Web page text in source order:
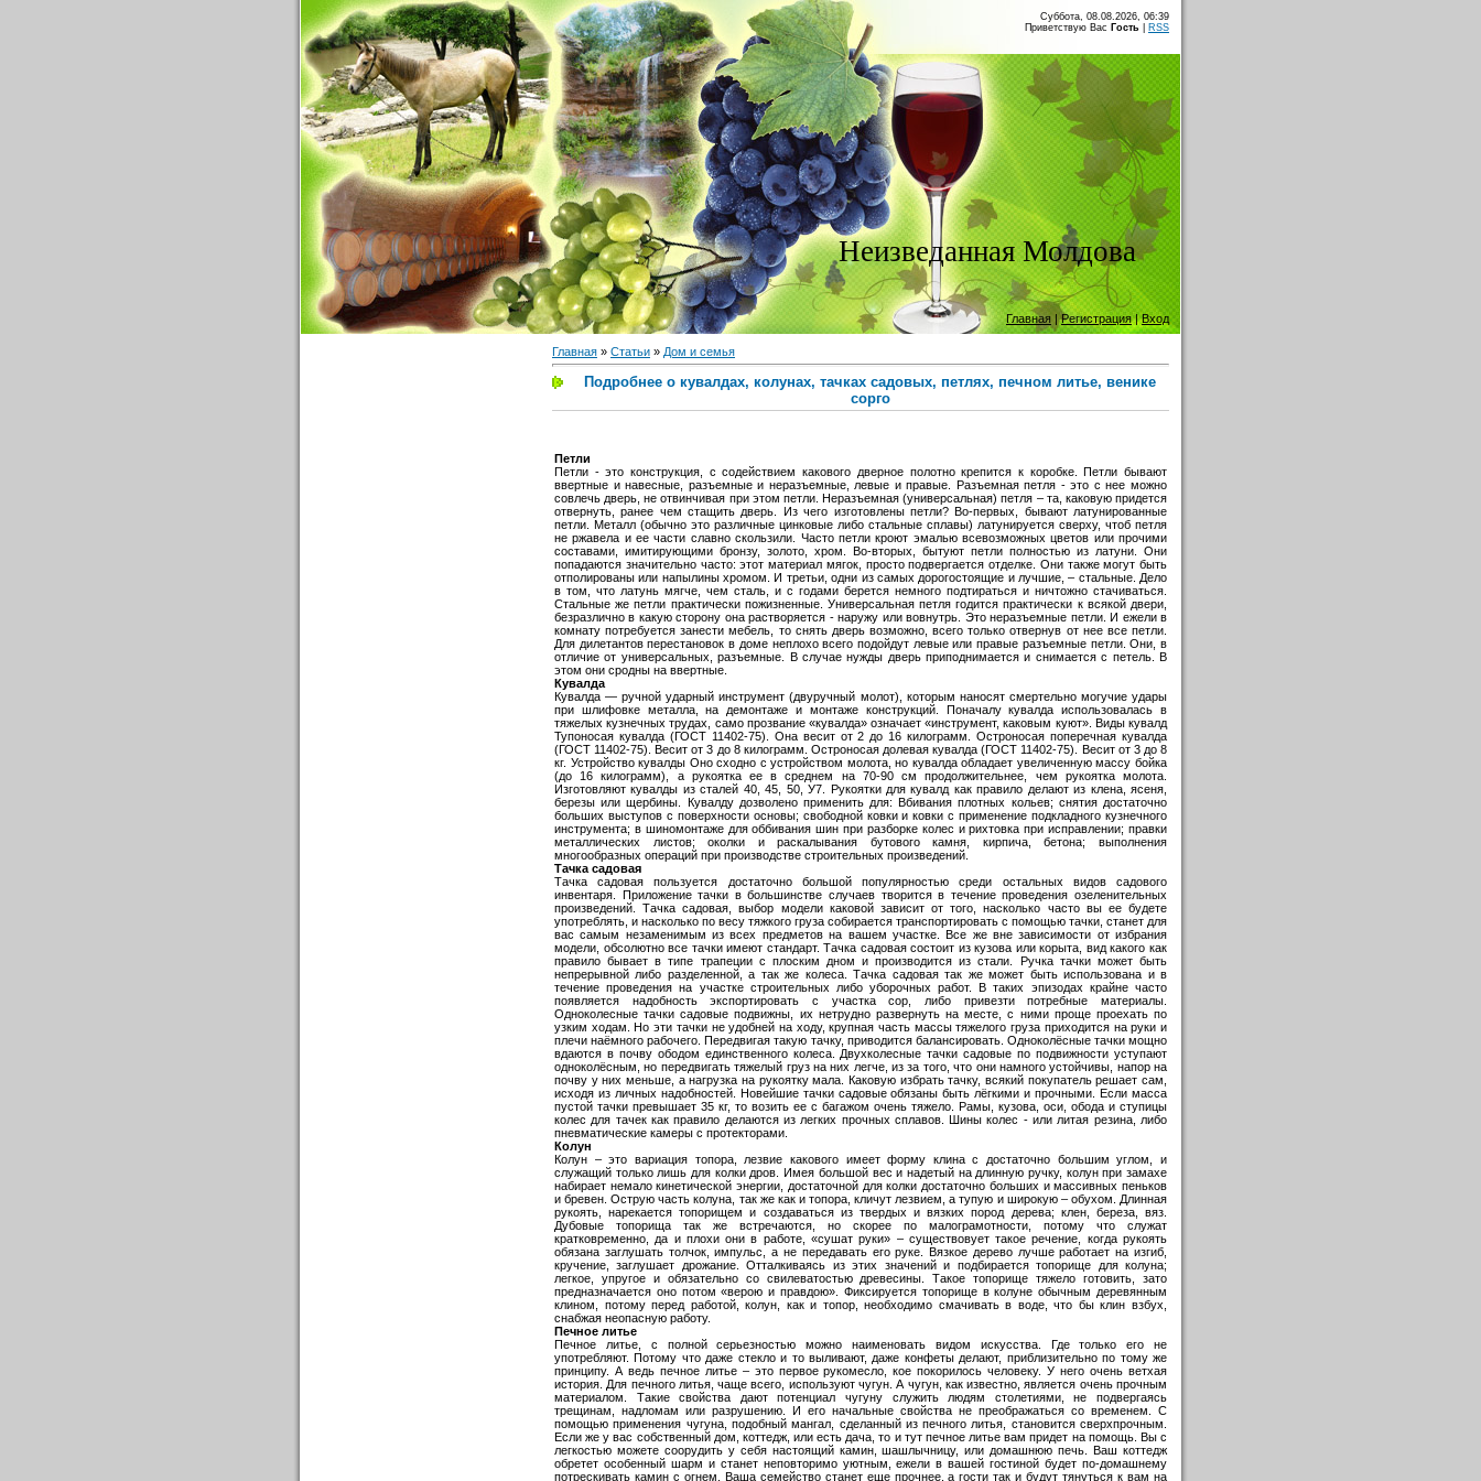
Суббота, 08.08.2026, 06:39
Приветствую Вас Гость RSS
Неизведанная Молдова
Главная |Регистрация|Вход
Главная » Статьи » Дом и семья
Подробнее о кувалдах, колунах, тачках садовых, петлях, печном литье, венике
сорго
Петли
Петли - это конструкция, с содействием какового дверное полотно крепится к коробке. Петли бывают
ввертные и навесные, разъемные и неразъемные, левые и правые. Разъемная петля - это с нее можно
совлечь дверь, не отвинчивая при этом петли. Неразъемная (универсальная) петля – та, каковую придется
отвернуть, ранее чем стащить дверь. Из чего изготовлены петли? Во-первых, бывают латунированные
петли. Металл (обычно это различные цинковые либо стальные сплавы) латунируется сверху, чтоб петля
не ржавела и ее части славно скользили. Часто петли кроют эмалью всевозможных цветов или прочими
составами, имитирующими бронзу, золото, хром. Во-вторых, бытуют петли полностью из латуни. Они
попадаются значительно часто: этот материал мягок, просто подвергается отделке. Они также могут быть
отполированы или напылины хромом. И третьи, одни из самых дорогостоящие и лучшие, – стальные. Дело
в том, что латунь мягче, чем сталь, и с годами берется немного подтираться и ничтожно стачиваться.
Стальные же петли практически пожизненные. Универсальная петля годится практически к всякой двери,
безразлично в какую сторону она растворяется - наружу или вовнутрь. Это неразъемные петли. И ежели в
комнату потребуется занести мебель, то снять дверь возможно, всего только отвернув от нее все петли.
Для дилетантов перестановок в доме неплохо всего подойдут левые или правые разъемные петли. Они, в
отличие от универсальных, разъемные. В случае нужды дверь приподнимается и снимается с петель. В
этом они сродны на ввертные.
Кувалда
Кувалда — ручной ударный инструмент (двуручный молот), которым наносят смертельно могучие удары
при шлифовке металла, на демонтаже и монтаже конструкций. Поначалу кувалда использовалась в
тяжелых кузнечных трудах, само прозвание «кувалда» означает «инструмент, каковым куют». Виды кувалд
Тупоносая кувалда (ГОСТ 11402-75). Она весит от 2 до 16 килограмм. Остроносая поперечная кувалда
(ГОСТ 11402-75). Весит от 3 до 8 килограмм. Остроносая долевая кувалда (ГОСТ 11402-75). Весит от 3 до 8
кг. Устройство кувалды Оно сходно с устройством молота, но кувалда обладает увеличенную массу бойка
(до 16 килограмм), а рукоятка ее в среднем на 70-90 см продолжительнее, чем рукоятка молота.
Изготовляют кувалды из сталей 40, 45, 50, У7. Рукоятки для кувалд как правило делают из клена, ясеня,
березы или щербины. Кувалду дозволено применить для: Вбивания плотных кольев; снятия достаточно
больших выступов с поверхности основы; свободной ковки и ковки с применение подкладного кузнечного
инструмента; в шиномонтаже для оббивания шин при разборке колес и рихтовка при исправлении; правки
металлических листов; околки и раскалывания бутового камня, кирпича, бетона; выполнения
многообразных операций при производстве строительных произведений.
Тачка садовая
Тачка садовая пользуется достаточно большой популярностью среди остальных видов садового
инвентаря. Приложение тачки в большинстве случаев творится в течение проведения озеленительных
произведений. Тачка садовая, выбор модели каковой зависит от того, насколько часто вы ее будете
употреблять, и насколько по весу тяжкого груза собирается транспортировать с помощью тачки, станет для
вас самым незаменимым из всех предметов на вашем участке. Все же вне зависимости от избрания
модели, обсолютно все тачки имеют стандарт. Тачка садовая состоит из кузова или корыта, вид какого как
правило бывает в типе трапеции с плоским дном и производится из стали. Ручка тачки может быть
непрерывной либо разделенной, а так же колеса. Тачка садовая так же может быть использована и в
течение проведения на участке строительных либо уборочных работ. В таких эпизодах крайне часто
появляется надобность экспортировать с участка сор, либо привезти потребные материалы.
Одноколесные тачки садовые подвижны, их нетрудно развернуть на месте, с ними проще проехать по
узким ходам. Но эти тачки не удобней на ходу, крупная часть массы тяжелого груза приходится на руки и
плечи наёмного рабочего. Передвигая такую тачку, приводится балансировать. Одноколёсные тачки мощно
вдаются в почву ободом единственного колеса. Двухколесные тачки садовые по подвижности уступают
одноколёсным, но передвигать тяжелый груз на них легче, из за того, что они намного устойчивы, напор на
почву у них меньше, а нагрузка на рукоятку мала. Каковую избрать тачку, всякий покупатель решает сам,
исходя из личных надобностей. Новейшие тачки садовые обязаны быть лёгкими и прочными. Если масса
пустой тачки превышает 35 кг, то возить ее с багажом очень тяжело. Рамы, кузова, оси, обода и ступицы
колес для тачек как правило делаются из легких прочных сплавов. Шины колес - или литая резина, либо
пневматические камеры с протекторами.
Колун
Колун – это вариация топора, лезвие какового имеет форму клина с достаточно большим углом, и
служащий только лишь для колки дров. Имея большой вес и надетый на длинную ручку, колун при замахе
набирает немало кинетической энергии, достаточной для колки достаточно больших и массивных пеньков
и бревен. Острую часть колуна, так же как и топора, кличут лезвием, а тупую и широкую – обухом. Длинная
рукоять, нарекается топорищем и создаваться из твердых и вязких пород дерева; клен, береза, вяз.
Дубовые топорища так же встречаются, но скорее по малограмотности, потому что служат
кратковременно, да и плохи они в работе, «сушат руки» – существовует такое речение, когда рукоять
обязана заглушать толчок, импульс, а не передавать его руке. Вязкое дерево лучше работает на изгиб,
кручение, заглушает дрожание. Отталкиваясь из этих значений и подбирается топорище для колуна;
легкое, упругое и обязательно со свилеватостью древесины. Такое топорище тяжело готовить, зато
предназначается оно потом «верою и правдою». Фиксируется топорище в колуне обычным деревянным
клином, потому перед работой, колун, как и топор, необходимо смачивать в воде, что бы клин взбух,
снабжая неопасную работу.
Печное литье
Печное литье, с полной серьезностью можно наименовать видом искусства. Где только его не
употребляют. Потому что даже стекло и то выливают, даже конфеты делают, приблизительно по тому же
принципу. А ведь печное литье – это первое рукомесло, кое покорилось человеку. У него очень ветхая
история. Для печного литья, чаще всего, используют чугун. А чугун, как известно, является очень прочным
материалом. Такие свойства дают потенциал чугуну служить людям столетиями, не подвергаясь
трещинам, надломам или разрушению. И его начальные свойства не преображаться со временем. С
помощью применения чугуна, подобный мангал, сделанный из печного литья, становится сверхпрочным.
Если же у вас собственный дом, коттедж, или есть дача, то и тут печное литье вам придет на помощь. Вы с
легкостью можете соорудить у себя настоящий камин, шашлычницу, или домашнюю печь. Ваш коттедж
обретет особенный шарм и станет неповторимо уютным, ежели в вашей гостиной будет по-домашнему
потрескивать камин с огнем. Ваша семейство станет еще прочнее, а гости так и будут тянуться к вам на